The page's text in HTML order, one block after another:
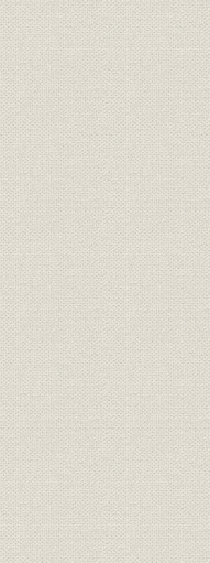
訓示
環境保全
環境保全
定款
定款
組織
役員